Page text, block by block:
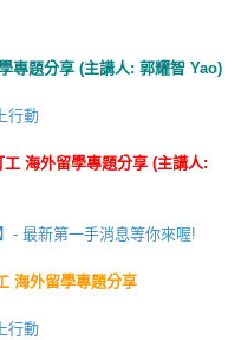
專題分享 (主講人: 郭耀智 Yao)
行動
工 海外留學專題分享 (主講人:
- 最新第一手消息等你來喔!
海外留學專題分享
行動